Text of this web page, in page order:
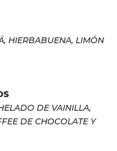
HIERBABUENA, LIMÓN
DE VAINILLA,
DE CHOCOLATE Y